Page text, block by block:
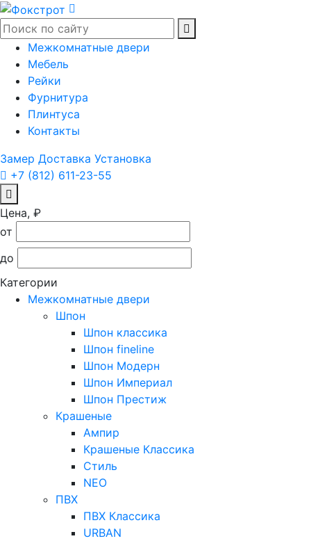
Межкомнатные двери
Мебель
Рейки
Фурнитура
Плинтуса
Контакты
Замер Доставка Установка
+7 (812) 611-23-55
Цена, ₽
от
до
Категории
Межкомнатные двери
Шпон
Шпон классика
Шпон fineline
Шпон Модерн
Шпон Империал
Шпон Престиж
Крашеные
Ампир
Крашеные Классика
Стиль
NEO
ПВХ
ПВХ Классика
URBAN